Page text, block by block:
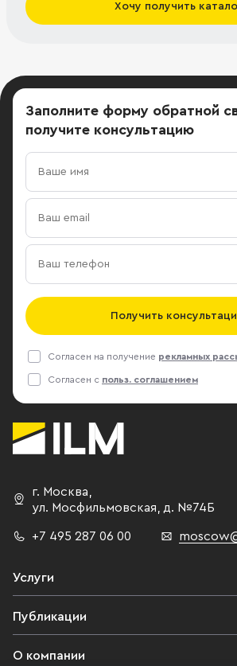
Хочу получить
Заполните форму обратной
получите консультацию
Получить
Согласен на получение рекламных
Согласен с польз. соглашением
г. Москва
ул. Мосфильмовская,
д. №74Б
+7 495 287 06 00
Услуги
Публикации
О компании